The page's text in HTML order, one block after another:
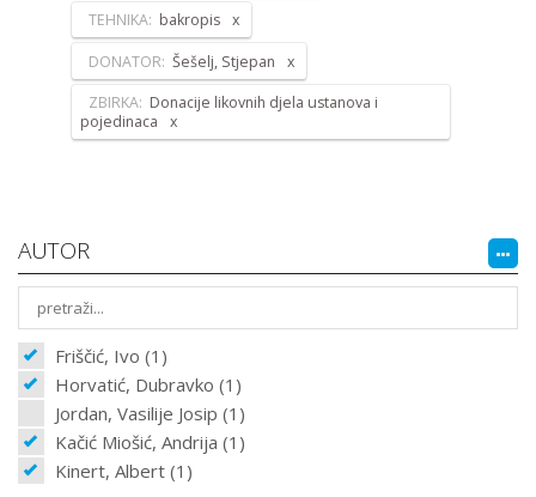
TEHNIKA: bakropis
DONATOR: Šešelj, Stjepan
ZBIRKA: Donacije likovnih djela ustanova i
pojedinaca
AUTOR
Friščić, Ivo (1)
Horvatić, Dubravko (1)
Jordan, Vasilije Josip (1)
Kačić Miošić, Andrija (1)
Kinert, Albert (1)